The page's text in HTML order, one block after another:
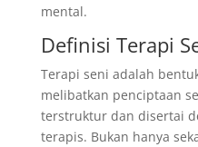
mental.
Definisi Terapi
Terapi seni adalah
melibatkan penciptaan
terstruktur dan disertai
terapis. Bukan hanya